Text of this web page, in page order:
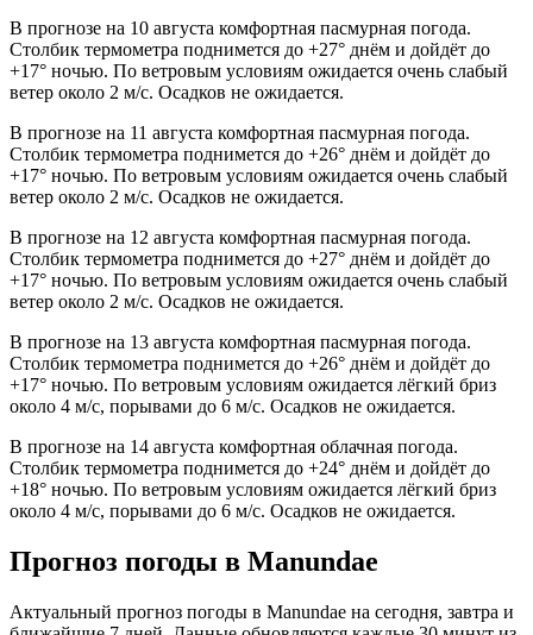
В прогнозе на 10 августа комфортная пасмурная погода.
Столбик термометра поднимется до +27° днём и дойдёт до
+17° ночью. По ветровым условиям ожидается очень слабый
ветер около 2 м/с. Осадков не ожидается.
В прогнозе на 11 августа комфортная пасмурная погода.
Столбик термометра поднимется до +26° днём и дойдёт до
+17° ночью. По ветровым условиям ожидается очень слабый
ветер около 2 м/с. Осадков не ожидается.
В прогнозе на 12 августа комфортная пасмурная погода.
Столбик термометра поднимется до +27° днём и дойдёт до
+17° ночью. По ветровым условиям ожидается очень слабый
ветер около 2 м/с. Осадков не ожидается.
В прогнозе на 13 августа комфортная пасмурная погода.
Столбик термометра поднимется до +26° днём и дойдёт до
+17° ночью. По ветровым условиям ожидается лёгкий бриз
около 4 м/с, порывами до 6 м/с. Осадков не ожидается.
В прогнозе на 14 августа комфортная облачная погода.
Столбик термометра поднимется до +24° днём и дойдёт до
+18° ночью. По ветровым условиям ожидается лёгкий бриз
около 4 м/с, порывами до 6 м/с. Осадков не ожидается.
Прогноз погоды в Manundaе
Актуальный прогноз погоды в Manundaе на сегодня, завтра и